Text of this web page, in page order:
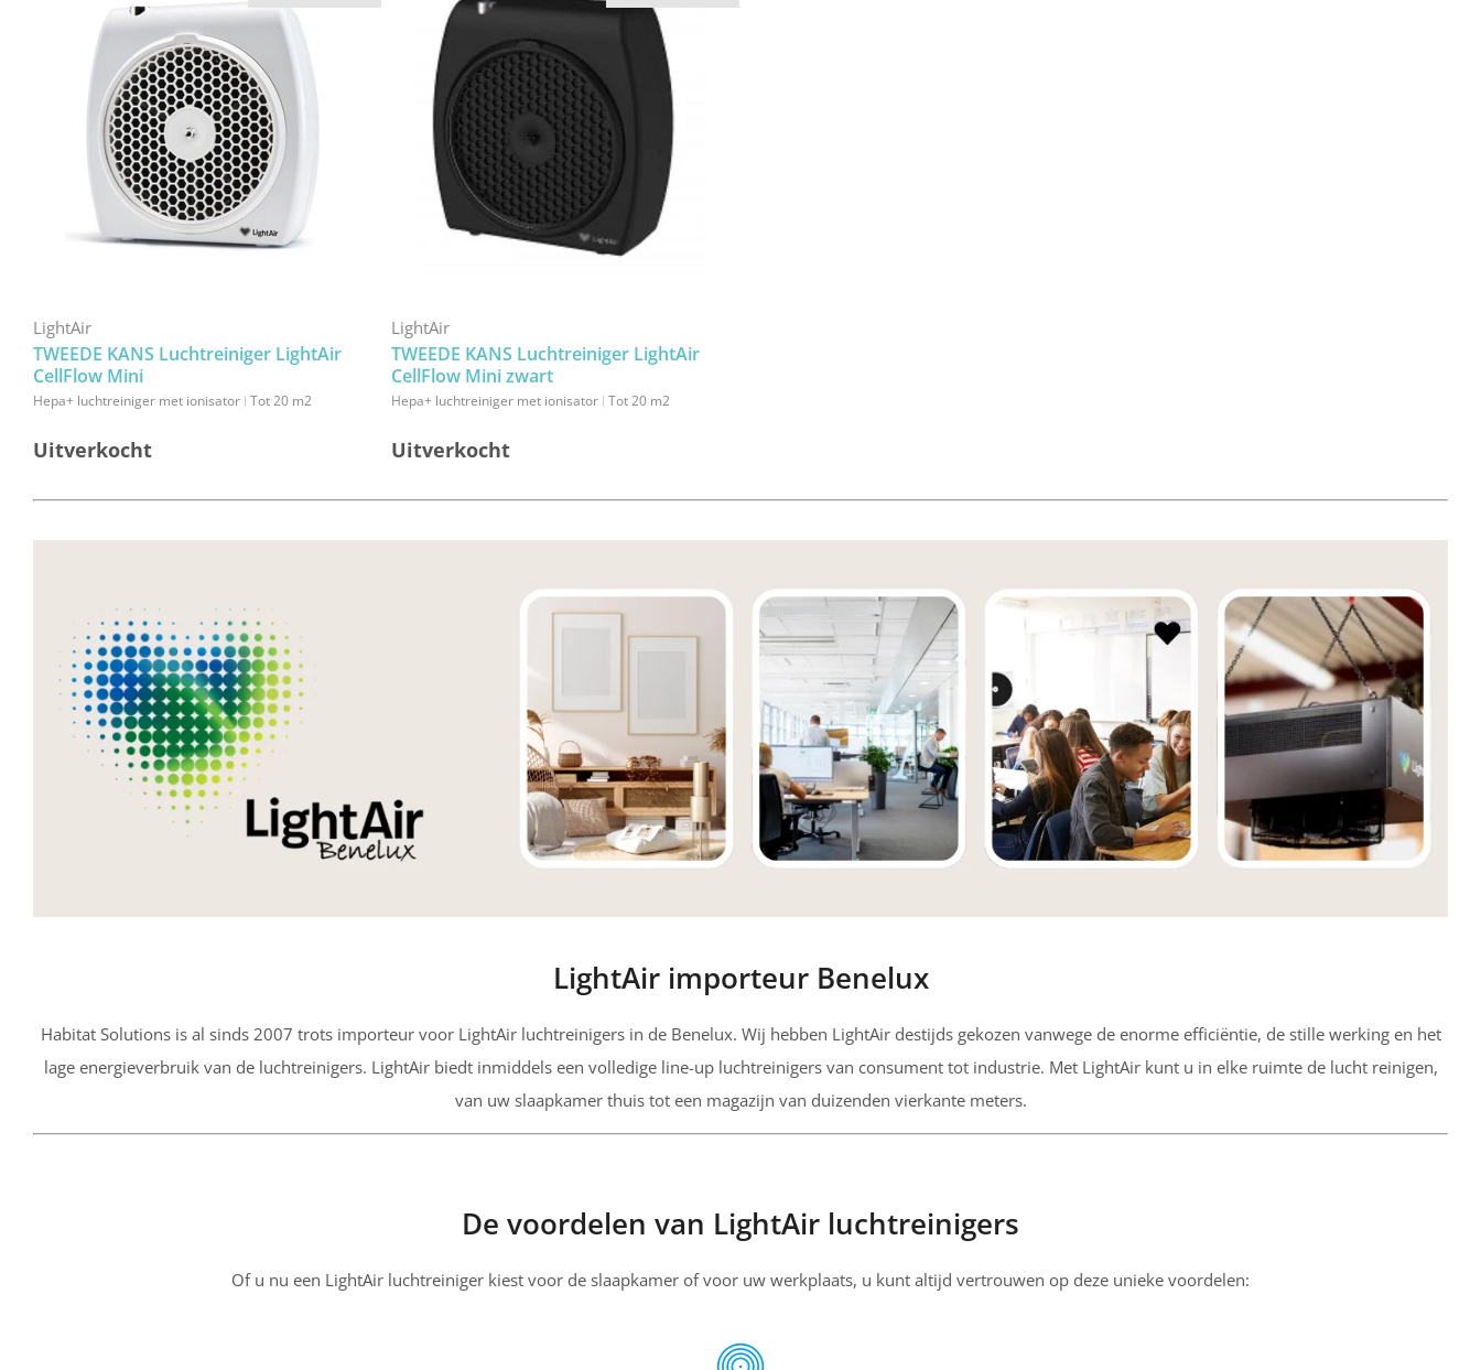
LightAir
TWEEDE KANS Luchtreiniger LightAir
CellFlow Mini
Hepa+ luchtreiniger met ionisator Tot 20 m2
Uitverkocht
LightAir
TWEEDE KANS Luchtreiniger LightAir
CellFlow Mini zwart
Hepa+ luchtreiniger met ionisator Tot 20 m2
Uitverkocht
LightAir importeur Benelux
Habitat Solutions is al sinds 2007 trots importeur voor LightAir luchtreinigers in de Benelux. Wij hebben LightAir destijds gekozen vanwege de enorme efficiëntie, de stille werking en het
lage energieverbruik van de luchtreinigers. LightAir biedt inmiddels een volledige line-up luchtreinigers van consument tot industrie. Met LightAir kunt u in elke ruimte de lucht reinigen,
van uw slaapkamer thuis tot een magazijn van duizenden vierkante meters.
De voordelen van LightAir luchtreinigers
Of u nu een LightAir luchtreiniger kiest voor de slaapkamer of voor uw werkplaats, u kunt altijd vertrouwen op deze unieke voordelen: